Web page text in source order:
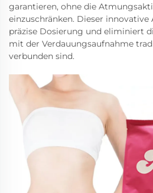
garantieren, ohne die
einzuschränken. Dieser
präzise Dosierung und eliminiert
mit der Verdauungsaufnahme
verbunden sind.